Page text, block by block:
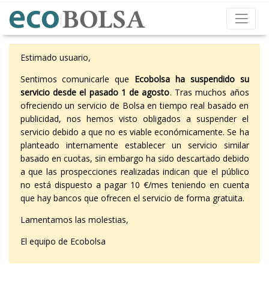
Estimado usuario,
Sentimos comunicarle que Ecobolsa ha suspendido su
servicio desde el pasado 1 de agosto. Tras muchos años
ofreciendo un servicio de Bolsa en tiempo real basado en
publicidad, nos hemos visto obligados a suspender el
servicio debido a que no es viable económicamente. Se ha
planteado internamente establecer un servicio similar
basado en cuotas, sin embargo ha sido descartado debido
a que las prospecciones realizadas indican que el público
no está dispuesto a pagar 10 €/mes teniendo en cuenta
que hay bancos que ofrecen el servicio de forma gratuita.
Lamentamos las molestias,
El equipo de Ecobolsa